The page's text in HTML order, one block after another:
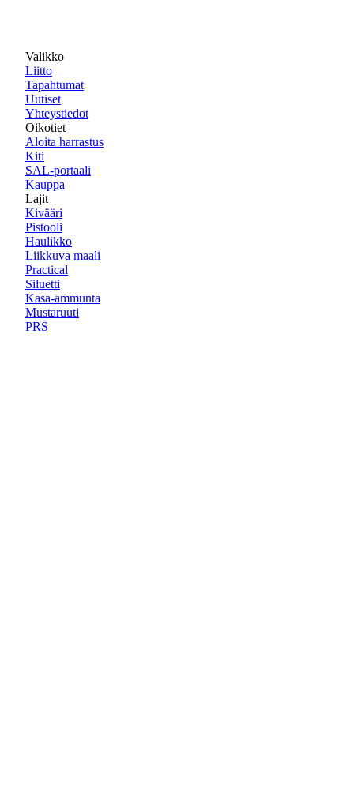
Valikko
Liitto
Tapahtumat
Uutiset
Yhteystiedot
Oikotiet
Aloita harrastus
Kiti
SAL-portaali
Kauppa
Lajit
Kivääri
Pistooli
Haulikko
Liikkuva maali
Practical
Siluetti
Kasa-ammunta
Mustaruuti
PRS